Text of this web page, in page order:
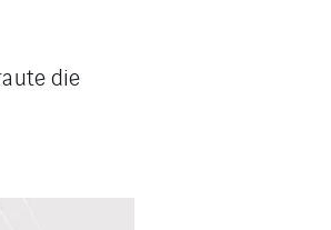
die